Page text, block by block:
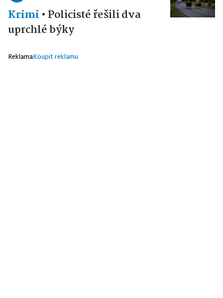
Krimi • Policisté řešili dva
uprchlé býky
ReklamaKoupit reklamu